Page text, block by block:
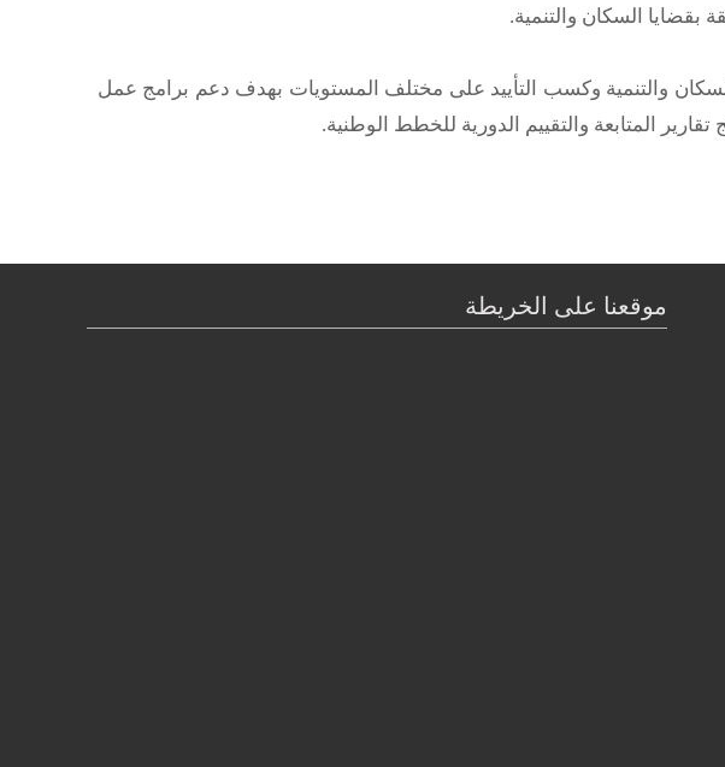
بقضايا السكان والتنمية.
والتنمية وكسب التأييد على مختلف المستويات بهدف دعم برامج عمل
المتابعة والتقييم الدورية للخطط الوطنية.
موقعنا على الخريطة